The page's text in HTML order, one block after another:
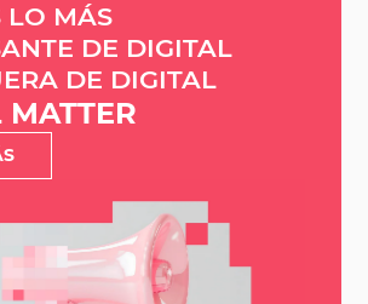
LO MÁS
DE DIGITAL
DE DIGITAL
MATTER